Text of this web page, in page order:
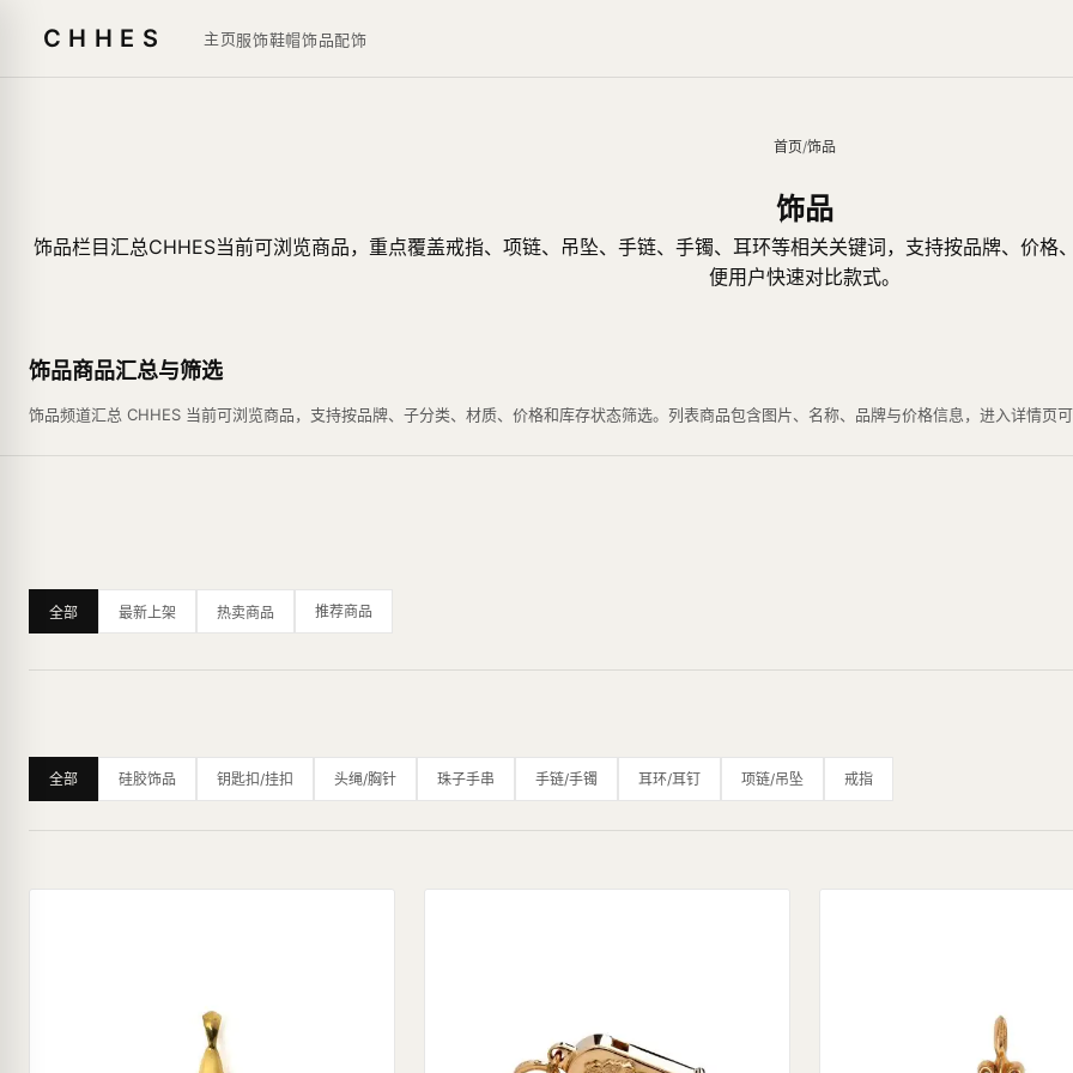
CHHES 主页服饰鞋帽饰品配饰
首页/饰品
饰品
饰品栏目汇总CHHES当前可浏览商品，重点覆盖戒指、项链、吊坠、手链、手镯、耳环等相关关键词，支持按品牌、价
便用户快速对比款式。
饰品商品汇总与筛选
饰品频道汇总 CHHES 当前可浏览商品，支持按品牌、子分类、材质、价格和库存状态筛选。列表商品包含图片、名称、品牌与价格信息，进入详情页
全部 最新上架 热卖商品 推荐商品
全部 硅胶饰品 钥匙扣/挂扣 头绳/胸针 珠子手串 手链/手镯 耳环/耳钉 项链/吊坠 戒指